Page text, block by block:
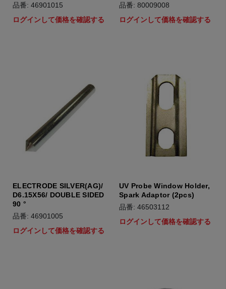
品番: 46901015
ログインして価格を確認する
品番: 80009008
ログインして価格を確認する
ELECTRODE SILVER(AG)/
D6.15X56/ DOUBLE SIDED
90 °
品番: 46901005
ログインして価格を確認する
UV Probe Window Holder,
Spark Adaptor (2pcs)
品番: 46503112
ログインして価格を確認する